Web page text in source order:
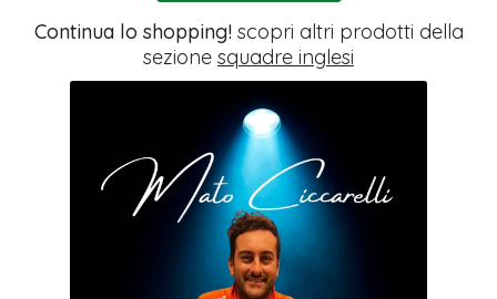
Continua lo shopping!scopri altri prodotti della
sezione squadre inglesi